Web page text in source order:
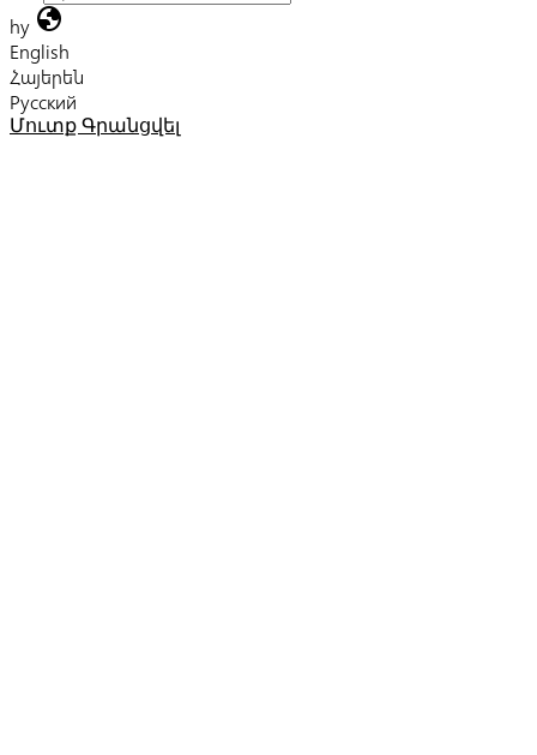
hy globe
English
Հայերեն
Русский
Մուտք Գրանցվել